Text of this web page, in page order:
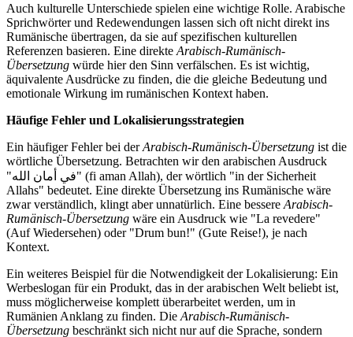
Auch kulturelle Unterschiede spielen eine wichtige Rolle. Arabische
Sprichwörter und Redewendungen lassen sich oft nicht direkt ins
Rumänische übertragen, da sie auf spezifischen kulturellen
Referenzen basieren. Eine direkte Arabisch-Rumänisch-
Übersetzung würde hier den Sinn verfälschen. Es ist wichtig,
äquivalente Ausdrücke zu finden, die die gleiche Bedeutung und
emotionale Wirkung im rumänischen Kontext haben.
Häufige Fehler und Lokalisierungsstrategien
Ein häufiger Fehler bei derArabisch-Rumänisch-Übersetzung ist die
wörtliche Übersetzung. Betrachten wir den arabischen Ausdruck
"في أمان الله" (fi aman Allah), der wörtlich "in der Sicherheit
Allahs" bedeutet. Eine direkte Übersetzung ins Rumänische wäre
zwar verständlich, klingt aber unnatürlich. Eine bessere Arabisch-
Rumänisch-Übersetzung wäre ein Ausdruck wie "La revedere"
(Auf Wiedersehen) oder "Drum bun!" (Gute Reise!), je nach
Kontext.
Ein weiteres Beispiel für die Notwendigkeit der Lokalisierung: Ein
Werbeslogan für ein Produkt, das in der arabischen Welt beliebt ist,
muss möglicherweise komplett überarbeitet werden, um in
Rumänien Anklang zu finden. Die Arabisch-Rumänisch-
Übersetzung beschränkt sich nicht nur auf die Sprache, sondern